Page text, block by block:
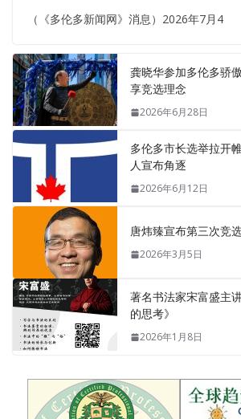
（《多伦多新闻网》消息）2026年7月4
龚晓华参加多伦多骄
享竞选理念
2026年6月28日
多伦多市长选举拉开
人宣布角逐
2026年6月12日
唐炜臻宣布第三次竞
2026年3月5日
著名书法家宋富盛主
的思考》
2026年1月8日